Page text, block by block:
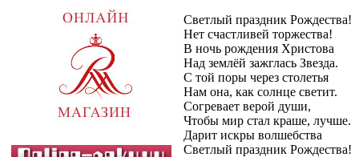
Светлый праздник Рождества!
Нет счастливей торжества!
В ночь рождения Христова
Над землёй зажглась Звезда.
С той поры через столетья
Нам она, как солнце светит.
Согревает верой души,
Чтобы мир стал краше, лучше.
Дарит искры волшебства
Светлый праздник Рождества!